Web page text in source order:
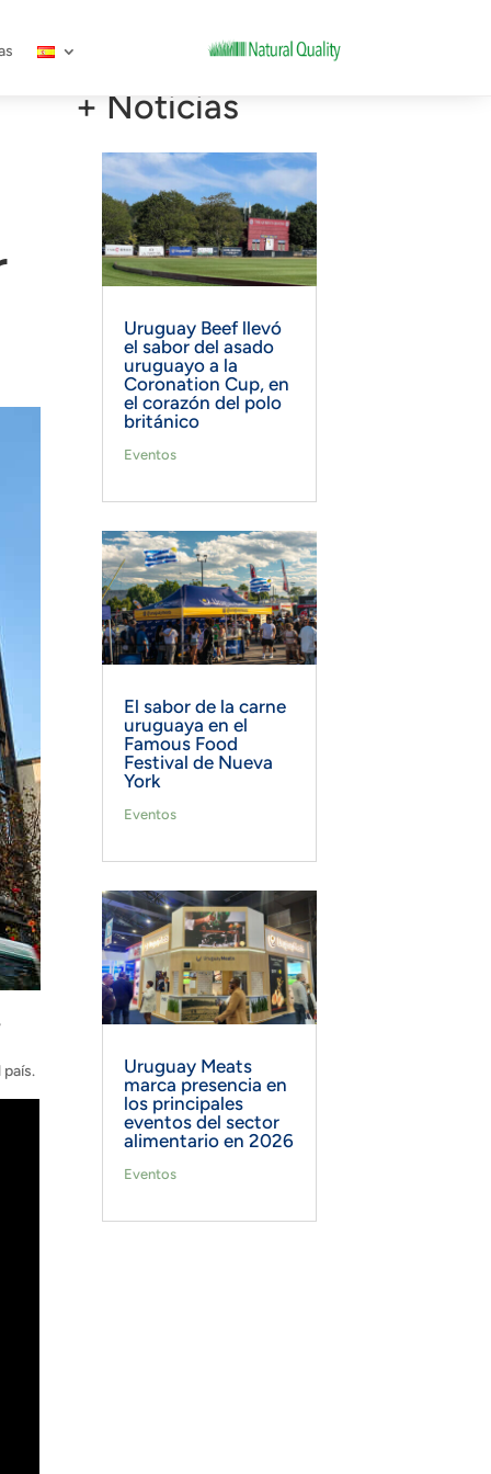
+ Noticias
Uruguay Beef llevó
el sabor del asado
uruguayo a la
Coronation Cup, en
el corazón del polo
británico
Eventos
El sabor de la carne
uruguaya en el
Famous Food
Festival de Nueva
York
Eventos
Uruguay Meats
marca presencia en
los principales
eventos del sector
alimentario en 2026
Eventos